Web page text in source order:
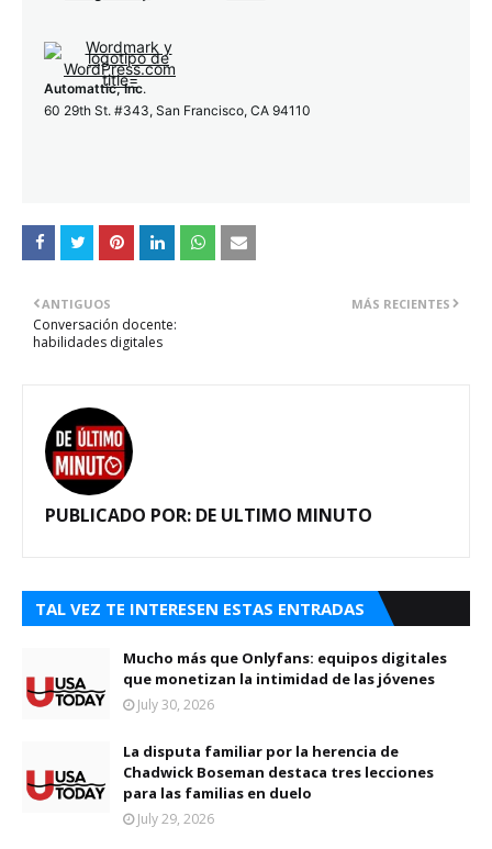
Automattic, Inc.
60 29th St. #343, San Francisco, CA 94110
MÁS RECIENTES
ANTIGUOS
Conversación docente:
habilidades digitales
PUBLICADO POR: DE ULTIMO MINUTO
TAL VEZ TE INTERESEN ESTAS ENTRADAS
Mucho más que Onlyfans: equipos digitales
que monetizan la intimidad de las jóvenes
July 30, 2026
La disputa familiar por la herencia de
Chadwick Boseman destaca tres lecciones
para las familias en duelo
July 29, 2026